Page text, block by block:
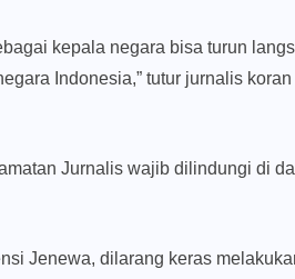
kepala negara bisa turun
Indonesia,” tutur jurnalis
Jurnalis wajib dilindungi di
Jenewa, dilarang keras